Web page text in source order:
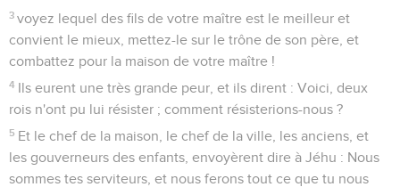
3 voyez lequel des fils de votre maître est le meilleur et
convient le mieux, mettez-le sur le trône de son père, et
combattez pour la maison de votre maître !
4 Ils eurent une très grande peur, et ils dirent : Voici, deux
rois n'ont pu lui résister ; comment résisterions-nous ?
5 Et le chef de la maison, le chef de la ville, les anciens, et
les gouverneurs des enfants, envoyèrent dire à Jéhu : Nous
sommes tes serviteurs, et nous ferons tout ce que tu nous